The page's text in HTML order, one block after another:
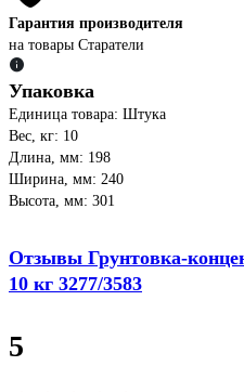
Гарантия производителя
на товары Старатели
Упаковка
Единица товара: Штука
Вес, кг: 10
Длина, мм: 198
Ширина, мм: 240
Высота, мм: 301
Отзывы Грунтовка-
10 кг 3277/3583
5